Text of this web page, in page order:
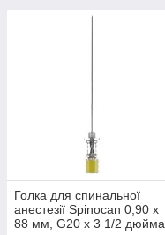
Голка для спинальної
анестезії Spinocan 0,90 x
88 мм, G20 x 3 1/2 дюйма